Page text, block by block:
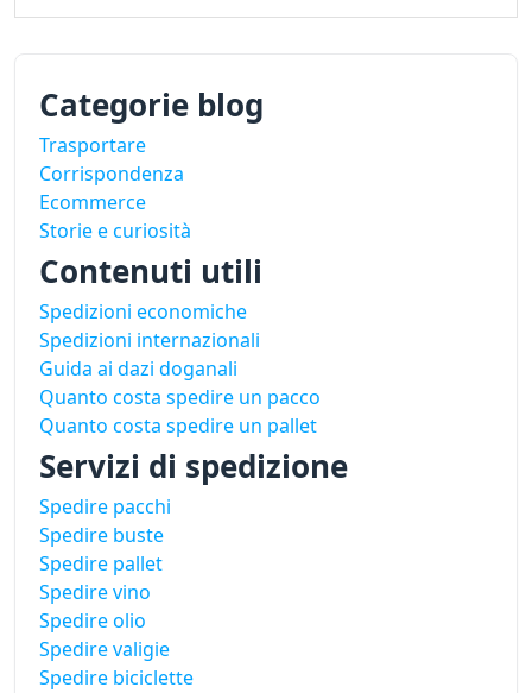
Categorie blog
Trasportare
Corrispondenza
Ecommerce
Storie e curiosità
Contenuti utili
Spedizioni economiche
Spedizioni internazionali
Guida ai dazi doganali
Quanto costa spedire un pacco
Quanto costa spedire un pallet
Servizi di spedizione
Spedire pacchi
Spedire buste
Spedire pallet
Spedire vino
Spedire olio
Spedire valigie
Spedire biciclette